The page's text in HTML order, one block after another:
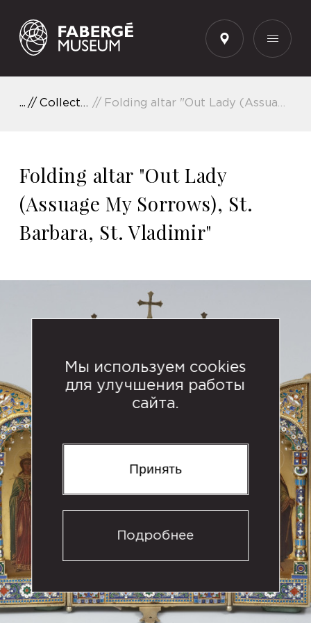
EN
Collection Highlights Folding altar "Out Lady (Assuage My Sorrows), St. Barbara, St. Vladimir"
Folding altar "Out Lady
(Assuage My Sorrows), St.
Barbara, St. Vladimir"
Мы используем cookies
для улучшения работы
сайта.
Принять
Подробнее